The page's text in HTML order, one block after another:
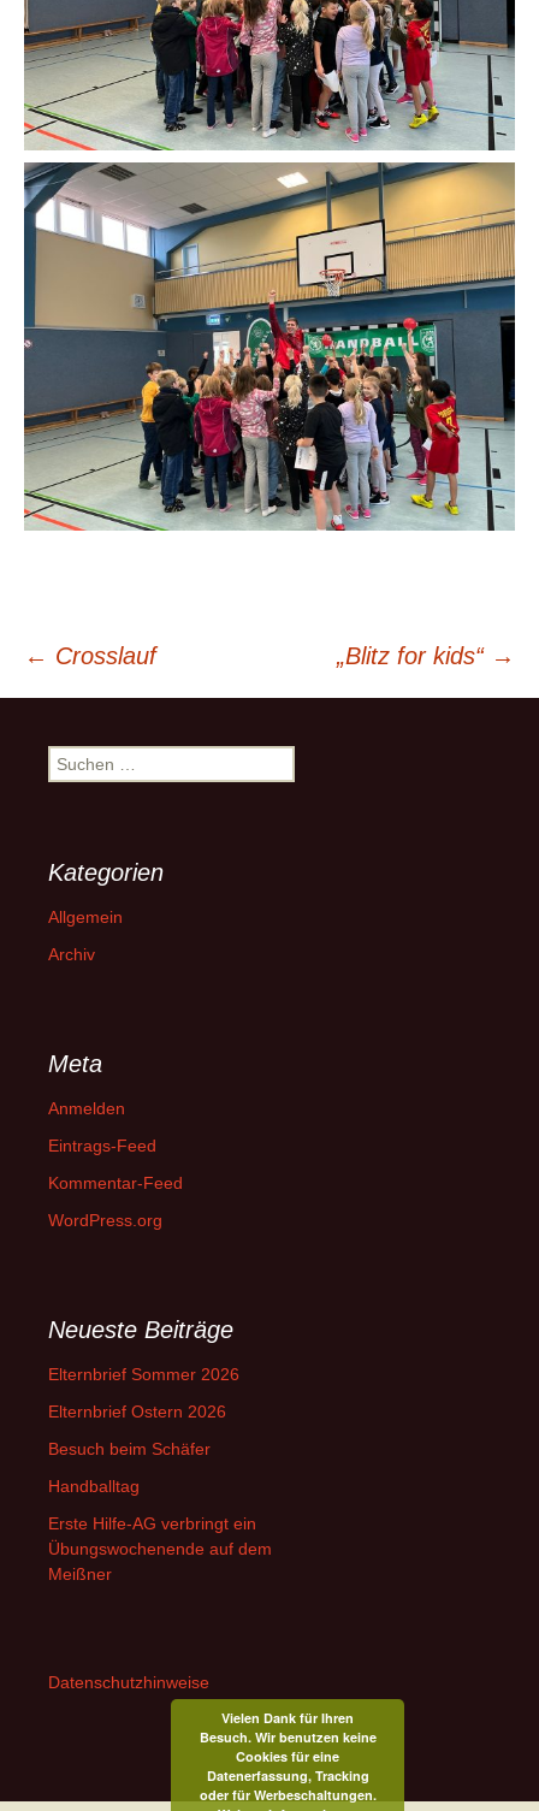
Beitragsnavigation
← Crosslauf „Blitz for kids“ →
Suchen
nach:
Kategorien
Allgemein
Archiv
Meta
Anmelden
Eintrags-Feed
Kommentar-Feed
WordPress.org
Neueste Beiträge
Elternbrief Sommer 2026
Elternbrief Ostern 2026
Besuch beim Schäfer
Handballtag
Erste Hilfe-AG verbringt ein
Übungswochenende auf dem
Meißner
Datenschutzhinweise
Vielen Dank für Ihren
Besuch. Wir benutzen keine
Cookies für eine
Datenerfassung, Tracking
oder für Werbeschaltungen.